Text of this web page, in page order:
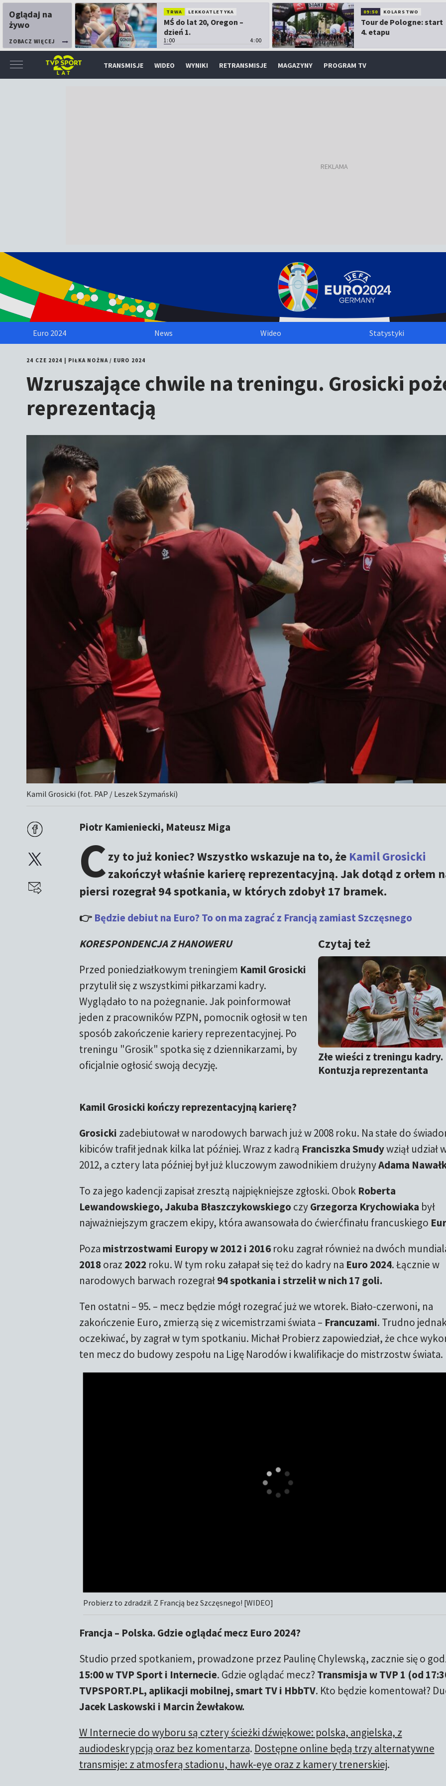
Oglądaj na
żywo
ZOBACZ WIĘCEJ
TRWA LEKKOATLETYKA
MŚ do lat 20, Oregon –
dzień 1.
1:00 4:00
09:50 KOLARSTWO
Tour de Pologne: start
4. etapu
TRANSMISJE WIDEO WYNIKI RETRANSMISJE MAGAZYNY PROGRAM TV
Euro 2024 News Wideo Statystyki
24 CZE 2024 PIŁKA NOŻNA/ EURO 2024
Wzruszające chwile na treningu. Grosicki
reprezentacją
Kamil Grosicki (fot. PAP / Leszek Szymański)
Piotr Kamieniecki, Mateusz Miga
Czy to już koniec? Wszystko wskazuje na to, że Kamil Grosicki
zakończył właśnie karierę reprezentacyjną. Jak dotąd z orłem
piersi rozegrał 94 spotkania, w których zdobył 17 bramek.
👉 Będzie debiut na Euro? To on ma zagrać z Francją zamiast Szczęsnego
Czytaj też
Złe wieści z treningu kadry.
Kontuzja reprezentanta
KORESPONDENCJA Z HANOWERU
Przed poniedziałkowym treningiem Kamil Grosicki
przytulił się z wszystkimi piłkarzami kadry.
Wyglądało to na pożegnanie. Jak poinformował
jeden z pracowników PZPN, pomocnik ogłosił w ten
sposób zakończenie kariery reprezentacyjnej. Po
treningu "Grosik" spotka się z dziennikarzami, by
oficjalnie ogłosić swoją decyzję.
Kamil Grosicki kończy reprezentacyjną karierę?
Grosicki zadebiutował w narodowych barwach już w 2008 roku. Na stałe do
kibiców trafił jednak kilka lat później. Wraz z kadrą Franciszka Smudywziął udział
2012, a cztery lata później był już kluczowym zawodnikiem drużynyAdama
To za jego kadencji zapisał zresztą najpiękniejsze zgłoski. Obok Roberta
Lewandowskiego, Jakuba Błaszczykowskiego czyGrzegorza Krychowiaka był
najważniejszym graczem ekipy, która awansowała do ćwierćfinału francuskiego
Poza mistrzostwami Europy w 2012 i 2016roku zagrał również na dwóch
2018oraz 2022 roku. W tym roku załapał się też do kadry na Euro 2024. Łącznie w
narodowych barwach rozegrał94 spotkania i strzelił w nich 17 goli.
Ten ostatni – 95. – mecz będzie mógł rozegrać już we wtorek. Biało-czerwoni, na
zakończenie Euro, zmierzą się z wicemistrzami świata – Francuzami. Trudno
oczekiwać, by zagrał w tym spotkaniu. Michał Probierz zapowiedział, że chce
ten mecz do budowy zespołu na Ligę Narodów i kwalifikacje do mistrzostw świata.
Probierz to zdradził. Z Francją bez Szczęsnego! [WIDEO]
Francja – Polska. Gdzie oglądać mecz Euro 2024?
Studio przed spotkaniem, prowadzone przez Paulinę Chylewską, zacznie się o
15:00 w TVP Sport i Internecie. Gdzie oglądać mecz? Transmisja w TVP 1 (od
TVPSPORT.PL, aplikacji mobilnej, smart TV i HbbTV. Kto będzie komentował?
Jacek Laskowski i Marcin Żewłakow.
W Internecie do wyboru są cztery ścieżki dźwiękowe: polska, angielska, z
audiodeskrypcją oraz bez komentarza. Dostępne online będą trzy alternatywne
transmisje: z atmosferą stadionu, hawk-eye oraz z kamery trenerskiej.